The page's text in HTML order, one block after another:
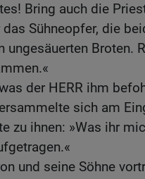
Bring auch die
Sühneopfer, die
ungesäuerten Broten.
der HERR ihm
sich am
zu ihnen: »Was ihr
und seine Söhne